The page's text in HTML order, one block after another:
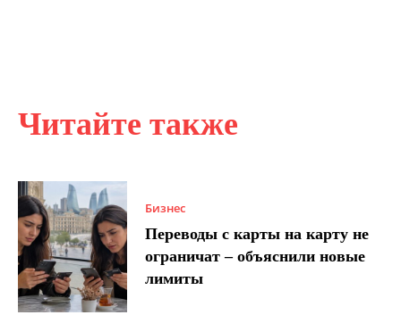
Читайте также
Бизнес
Переводы с карты на карту не
ограничат – объяснили новые
лимиты